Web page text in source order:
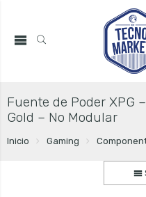
Fuente de Poder XPG
Gold – No Modular
Inicio Gaming